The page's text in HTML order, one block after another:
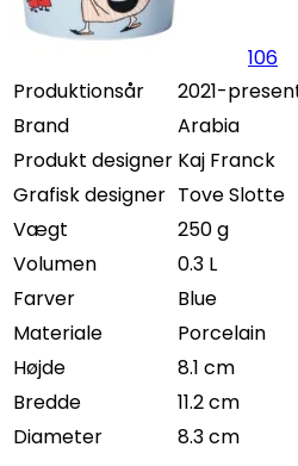
106
Produktionsår
2021-
Brand
Arabia
Produkt designer Kaj Franck
Grafisk designer Tove Slotte
Vægt
250 g
Volumen
0.3 L
Farver
Blue
Materiale
Porcelain
Højde
8.1 cm
Bredde
11.2 cm
Diameter
8.3 cm